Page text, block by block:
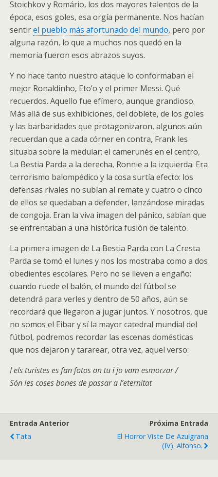
Stoichkov y Romário, los dos mayores talentos de la
época, esos goles, esa orgía permanente. Nos hacían
sentirel pueblo más afortunado del mundo, pero por
alguna razón, lo que a muchos nos quedó en la
memoria fueron esos abrazos suyos.
Y no hace tanto nuestro ataque lo conformaban el
mejor Ronaldinho, Eto’o y el primer Messi. Qué
recuerdos. Aquello fue efímero, aunque grandioso.
Más allá de sus exhibiciones, del doblete, de los goles
y las barbaridades que protagonizaron, algunos aún
recuerdan que a cada córner en contra, Frank les
situaba sobre la medular; el camerunés en el centro,
La Bestia Parda a la derecha, Ronnie a la izquierda. Era
terrorismo balompédico y la cosa surtía efecto: los
defensas rivales no subían al remate y cuatro o cinco
de ellos se quedaban a defender, lanzándose miradas
de congoja. Eran la viva imagen del pánico, sabían que
se enfrentaban a una histórica fusión de talento.
La primera imagen de La Bestia Parda con La Cresta
Parda se tomó el lunes y nos los mostraba como a dos
obedientes escolares. Pero no se lleven a engaño:
cuando ruede el balón, el mundo del fútbol se
detendrá para verles y dentro de 50 años, aún se
recordará que llegaron a jugar juntos. Y nosotros, que
no somos el Eibar y sí la mayor catedral mundial del
fútbol, podremos recordar las escenas domésticas
que nos dejaron y tararear, otra vez, aquel verso:
I els turistes es fan fotos on tu i jo vam esmorzar /
Són les coses bones de passar a l’eternitat
Entrada Anterior
Tata
Próxima Entrada
El Horror Viste De Azulgrana
(IV). Alfonso.